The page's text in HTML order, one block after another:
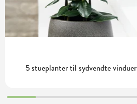
5 stueplanter til sydvendte vinduer